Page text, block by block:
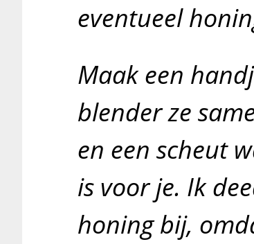
eventueel
Maak een
blender ze
en een scheut
is voor je. Ik
honing bij,